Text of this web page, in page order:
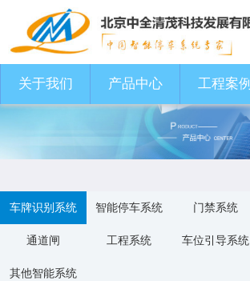
关于我们 产品中心 工程案例
关于我们 产品中心 工程案例
车牌识别系统 智能停车系统 门禁系统
通道闸 工程系统 车位引导系统
其他智能系统